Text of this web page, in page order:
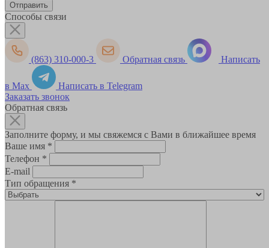
Способы связи
(863) 310-000-3 Обратная связь Написать
в Max
Написать в Telegram
Заказать звонок
Обратная связь
Заполните форму, и мы свяжемся с Вами в ближайшее время
Ваше имя *
Телефон *
E-mail
Тип обращения *